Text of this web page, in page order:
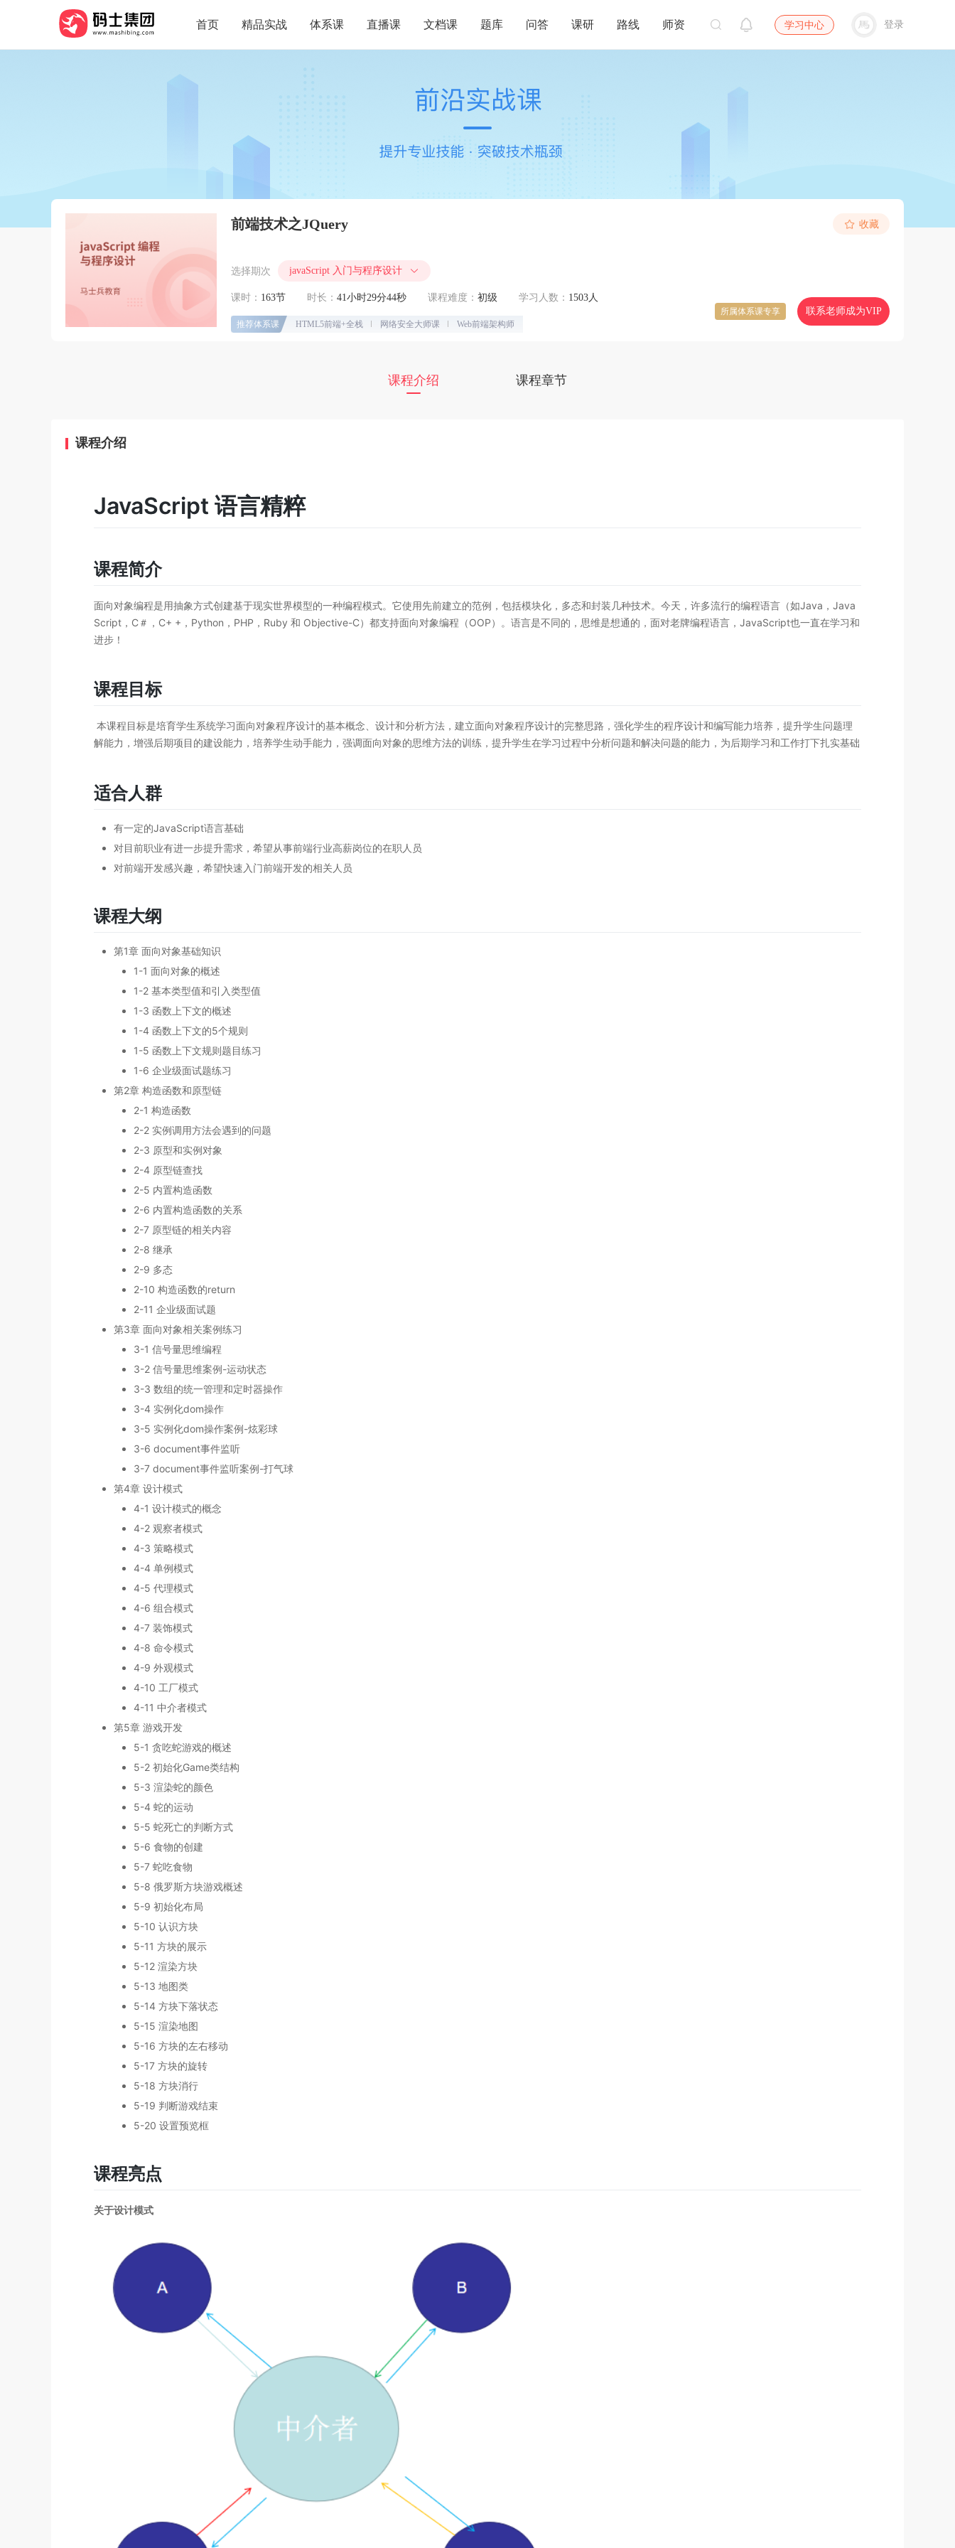
首页 精品实战 体系课 直播课 文档课 题库 问答 课研 路线 师资 学习中心 登录
前端技术之JQuery
选择期次 javaScript 入门与程序设计
课时： 163节 时长： 41小时29分44秒 课程难度： 初级 学习人数： 1503人
推荐体系课 HTML5前端+全栈 网络安全大师课 Web前端架构师
所属体系课专享 联系老师成为VIP
收藏
课程介绍 课程章节
课程介绍
JavaScript 语言精粹
课程简介
面向对象编程是用抽象方式创建基于现实世界模型的一种编程模式。它使用先前建立的范例，包括模块化，多态和封装几种技术。今天，许多流行的编程语言（如Java，Java
Script，C＃，C+ +，Python，PHP，Ruby 和 Objective-C）都支持面向对象编程（OOP）。语言是不同的，思维是想通的，面对老牌编程语言，JavaScript也一直在学习和
进步！
课程目标
​ 本课程目标是培育学生系统学习面向对象程序设计的基本概念、设计和分析方法，建立面向对象程序设计的完整思路，强化学生的程序设计和编写能力培养，提升学生问题理
解能力，增强后期项目的建设能力，培养学生动手能力，强调面向对象的思维方法的训练，提升学生在学习过程中分析问题和解决问题的能力，为后期学习和工作打下扎实基础
适合人群
有一定的JavaScript语言基础
对目前职业有进一步提升需求，希望从事前端行业高薪岗位的在职人员
对前端开发感兴趣，希望快速入门前端开发的相关人员
课程大纲
第1章 面向对象基础知识
1-1 面向对象的概述
1-2 基本类型值和引入类型值
1-3 函数上下文的概述
1-4 函数上下文的5个规则
1-5 函数上下文规则题目练习
1-6 企业级面试题练习
第2章 构造函数和原型链
2-1 构造函数
2-2 实例调用方法会遇到的问题
2-3 原型和实例对象
2-4 原型链查找
2-5 内置构造函数
2-6 内置构造函数的关系
2-7 原型链的相关内容
2-8 继承
2-9 多态
2-10 构造函数的return
2-11 企业级面试题
第3章 面向对象相关案例练习
3-1 信号量思维编程
3-2 信号量思维案例-运动状态
3-3 数组的统一管理和定时器操作
3-4 实例化dom操作
3-5 实例化dom操作案例-炫彩球
3-6 document事件监听
3-7 document事件监听案例-打气球
第4章 设计模式
4-1 设计模式的概念
4-2 观察者模式
4-3 策略模式
4-4 单例模式
4-5 代理模式
4-6 组合模式
4-7 装饰模式
4-8 命令模式
4-9 外观模式
4-10 工厂模式
4-11 中介者模式
第5章 游戏开发
5-1 贪吃蛇游戏的概述
5-2 初始化Game类结构
5-3 渲染蛇的颜色
5-4 蛇的运动
5-5 蛇死亡的判断方式
5-6 食物的创建
5-7 蛇吃食物
5-8 俄罗斯方块游戏概述
5-9 初始化布局
5-10 认识方块
5-11 方块的展示
5-12 渲染方块
5-13 地图类
5-14 方块下落状态
5-15 渲染地图
5-16 方块的左右移动
5-17 方块的旋转
5-18 方块消行
5-19 判断游戏结束
5-20 设置预览框
课程亮点
关于设计模式